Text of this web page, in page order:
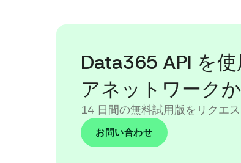
Data365 API を
アネットワーク
14 日間の無料試用版をリクエ
お問い合わせ